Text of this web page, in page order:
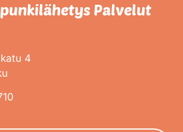
Palvelut
4